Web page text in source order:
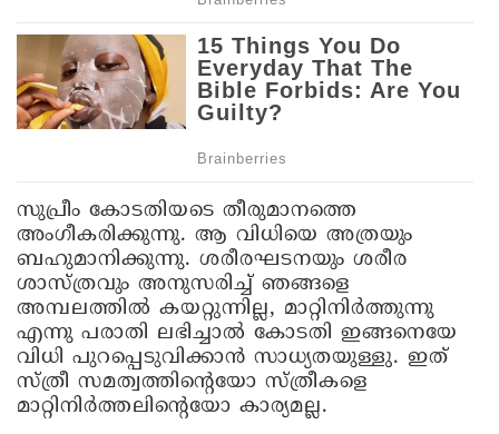
സുപ്രീം കോടതിയടെ തീരുമാനത്തെ
അംഗീകരിക്കുന്നു. ആ വിധിയെ അത്രയും
ബഹുമാനിക്കുന്നു. ശരീരഘടനയും ശരീര
ശാസ്ത്രവും അനുസരിച്ച് ഞങ്ങളെ
അമ്പലത്തില്‍ കയറ്റുന്നില്ല, മാറ്റിനിര്‍ത്തുന്നു
എന്നു പരാതി ലഭിച്ചാല്‍ കോടതി ഇങ്ങനെയേ
വിധി പുറപ്പെടുവിക്കാന്‍ സാധ്യതയുള്ളു. ഇത്
സ്ത്രീ സമത്വത്തിന്റെയോ സ്ത്രീകളെ
മാറ്റിനിര്‍ത്തലിന്റെയോ കാര്യമല്ല.